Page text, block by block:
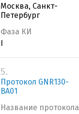
Москва, Санкт-
Петербург
Фаза КИ
5.
Протокол GNR130-
BA01
Название протокола